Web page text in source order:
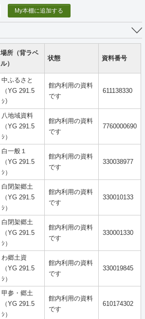
My本棚に追加する
場所（背ラベ
ル）
状態 資料番号
中ふるさと
（YG 291.5
ｼ）
館内利用の資料
です
611138330
八地域資料
（YG 291.5
ｼ）
館内利用の資料
です
7760000690
白一般１
（YG 291.5
ｼ）
館内利用の資料
です
330038977
白閉架郷土
（YG 291.5
ｼ）
館内利用の資料
です
330010133
白閉架郷土
（YG 291.5
ｼ）
館内利用の資料
です
330001330
わ郷土資
（YG 291.5
ｼ）
館内利用の資料
です
330019845
甲参・郷土
（YG 291.5
ｼ）
館内利用の資料
です
610174302